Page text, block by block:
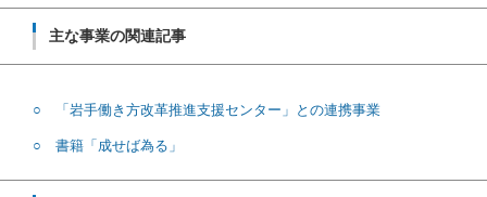
主な事業の関連記事
○ 「岩手働き方改革推進支援センター」との連携事業
○ 書籍「成せば為る」